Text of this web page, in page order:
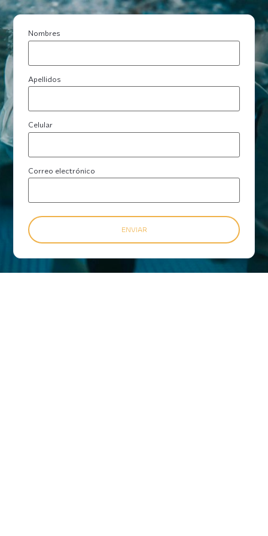
Nombres
Apellidos
Celular
Correo electrónico
ENVIAR